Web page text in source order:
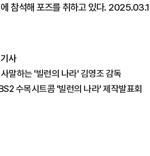
참석해 포즈를 취하고 있다.
사
말하는 '빌런의 나라' ​​​​​​​김영조 감독
수목시트콤 '빌런의 나라' 제작발표회